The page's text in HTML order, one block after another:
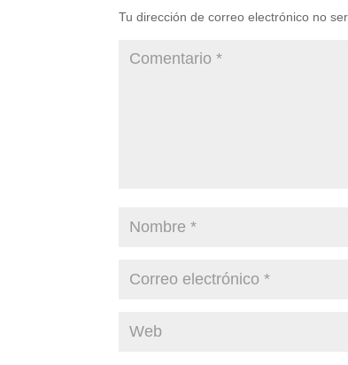
Tu dirección de correo electrónico no